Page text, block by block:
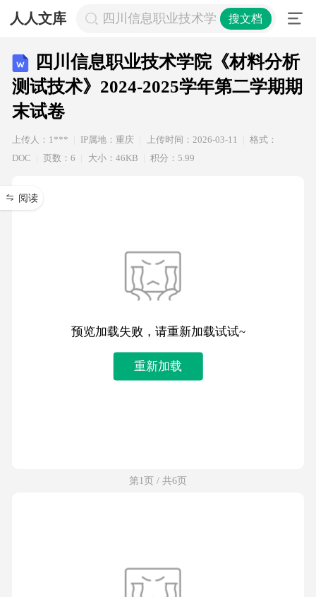
人人文库 四川信息职业技术学院《材料分析测
搜文档
四川信息职业技术学院《材料分析
测试技术》2024-2025学年第二学期期
末试卷
上传人：1*** IP属地：重庆 上传时间：2026-03-11
格式：
DOC
页数：6 大小：46KB 积分：5.99
阅读
预览加载失败，请重新加载试试~
重新加载
第1页 / 共6页